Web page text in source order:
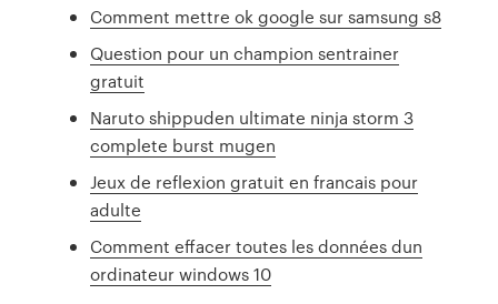
Comment mettre ok google sur samsung s8
Question pour un champion sentrainer
gratuit
Naruto shippuden ultimate ninja storm 3
complete burst mugen
Jeux de reflexion gratuit en francais pour
adulte
Comment effacer toutes les données dun
ordinateur windows 10